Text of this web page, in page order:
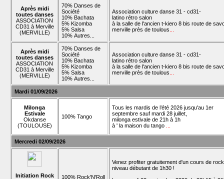
Après midi
toutes danses
ASSOCIATION
CD31 à Merville
(MERVILLE)
70% Danses de
Société
10% Bachata
5% Kizomba
5% Salsa
10% Autres...
Association culture danse 31 - cd31-
latino rétro salon
à la salle de l'ancien t-kiero 8 bis route de
merville près de toulous
Après midi
toutes danses
ASSOCIATION
CD31 à Merville
(MERVILLE)
70% Danses de
Société
10% Bachata
5% Kizomba
5% Salsa
10% Autres...
Association culture danse 31 - cd31-
latino rétro salon
à la salle de l'ancien t-kiero 8 bis route de
merville près de toulous
Mardi 01/09/2026
Milonga
Estivale
Okdanse
(TOULOUSE)
100% Tango
Tous les mardis de l’été 2026 jusqu'au 1er
septembre sauf mardi 28 juillet,
milonga estivale de 21h à 1h
à ' la maison du tango
Mercredi 02/09/2026
Initiation Rock
100% Rock'N'Roll
Venez profiter gratuitement d'un cours de rock
niveau débutant de 1h30 !